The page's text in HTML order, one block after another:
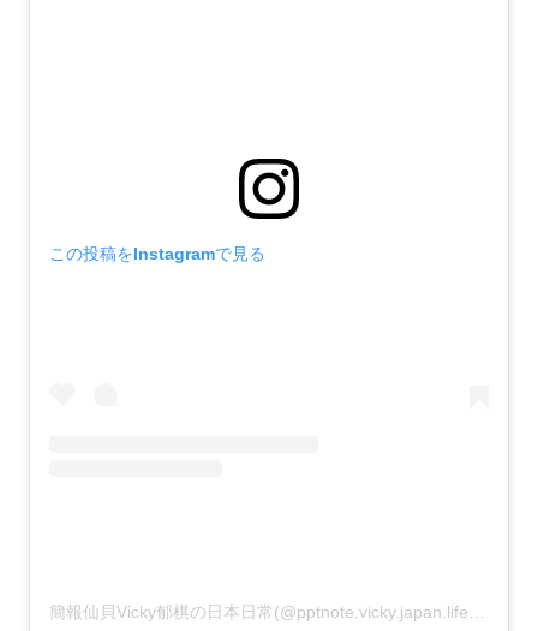
この投稿をInstagramで見る
簡報仙貝Vicky郁棋の日本日常(@pptnote.vicky.japan.life)がシェアした投稿